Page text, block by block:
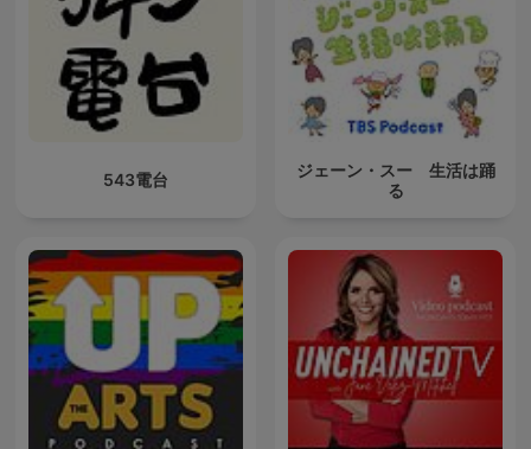
543電台
ジェーン・スー 生活は踊
る